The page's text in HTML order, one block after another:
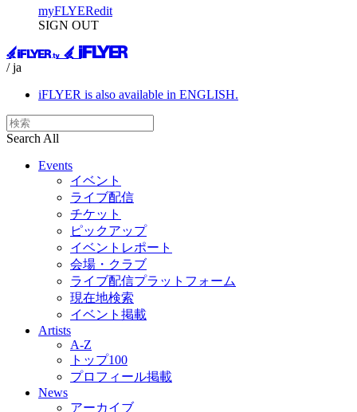
myFLYERedit
SIGN OUT
/ ja
iFLYER is also available in ENGLISH.
Search All
Events
イベント
ライブ配信
チケット
ピックアップ
イベントレポート
会場・クラブ
ライブ配信プラットフォーム
現在地検索
イベント掲載
Artists
A-Z
トップ100
プロフィール掲載
News
アーカイブ